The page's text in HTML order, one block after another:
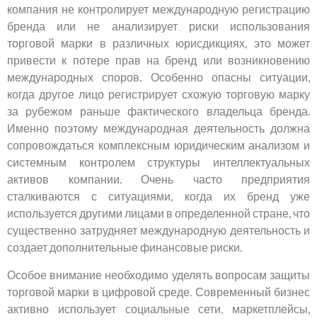
компания не контролирует международную регистрацию
бренда или не анализирует риски использования
торговой марки в различных юрисдикциях, это может
привести к потере прав на бренд или возникновению
международных споров. Особенно опасны ситуации,
когда другое лицо регистрирует схожую торговую марку
за рубежом раньше фактического владельца бренда.
Именно поэтому международная деятельность должна
сопровождаться комплексным юридическим анализом и
системным контролем структуры интеллектуальных
активов компании. Очень часто предприятия
сталкиваются с ситуациями, когда их бренд уже
используется другими лицами в определенной стране, что
существенно затрудняет международную деятельность и
создает дополнительные финансовые риски.
Особое внимание необходимо уделять вопросам защиты
торговой марки в цифровой среде. Современный бизнес
активно использует социальные сети, маркетплейсы,